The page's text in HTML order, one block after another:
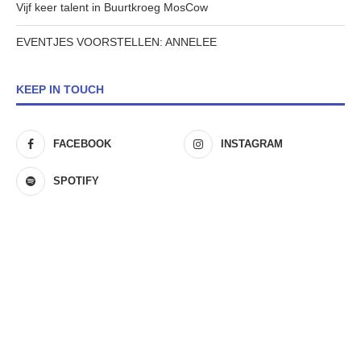
Vijf keer talent in Buurtkroeg MosCow
EVENTJES VOORSTELLEN: ANNELEE
KEEP IN TOUCH
FACEBOOK INSTAGRAM
SPOTIFY